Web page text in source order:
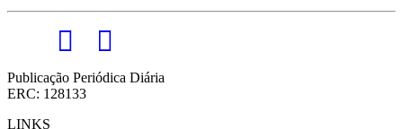
Publicação Periódica Diária
ERC: 128133
LINKS